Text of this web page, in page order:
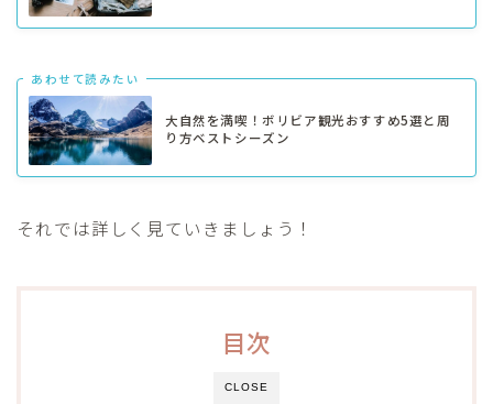
あわせて読みたい
大自然を満喫！ボリビア観光おすすめ5選と周
り方ベストシーズン
それでは詳しく見ていきましょう！
CLOSE
目次